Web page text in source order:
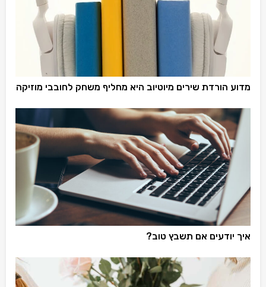
מדוע הורדת שירים מיוטיוב היא מחליף משחק לחובבי מוזיקה
איך יודעים אם תשבץ טוב?